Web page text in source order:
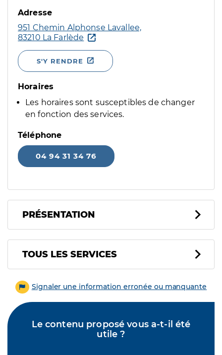
Adresse
951 Chemin Alphonse Lavallee,
83210 La Farlède
S'Y RENDRE
Horaires
Les horaires sont susceptibles de changer
en fonction des services.
Téléphone
04 94 31 34 76
PRÉSENTATION
Tous les services
TOUS LES SERVICES
Signaler une information erronée ou manquante
Le contenu proposé vous a-t-il été
utile ?